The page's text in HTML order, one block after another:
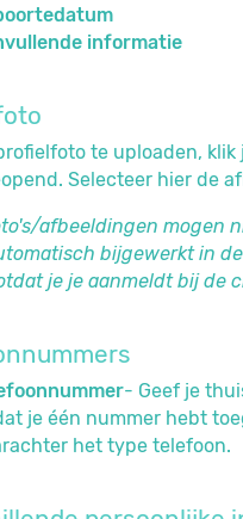
informatie
te uploaden,
Selecteer hier de
afbeeldingen mogen
bijgewerkt in
je je aanmeldt bij de
- Geef je
je één nummer hebt
het type telefoon.